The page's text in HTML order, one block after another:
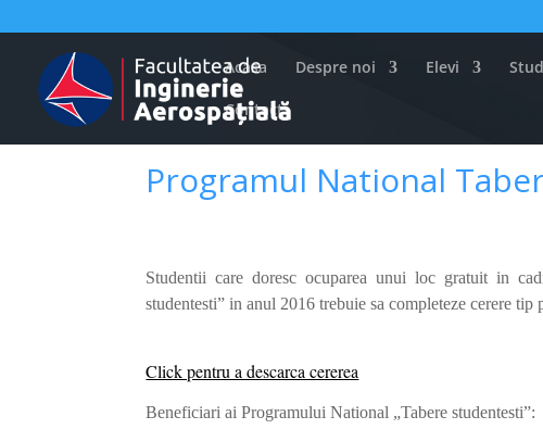
Acasa Despre noi Elevi
Contact
Programul National
Studentii care doresc ocuparea unui loc gratuit in
studentesti” in anul 2016 trebuie sa completeze cerere tip
Click pentru a descarca cererea
Beneficiari ai Programului National „Tabere studentesti”: